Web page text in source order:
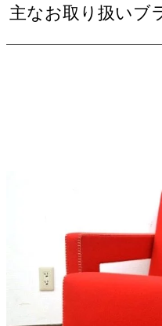
主なお取り扱いブ